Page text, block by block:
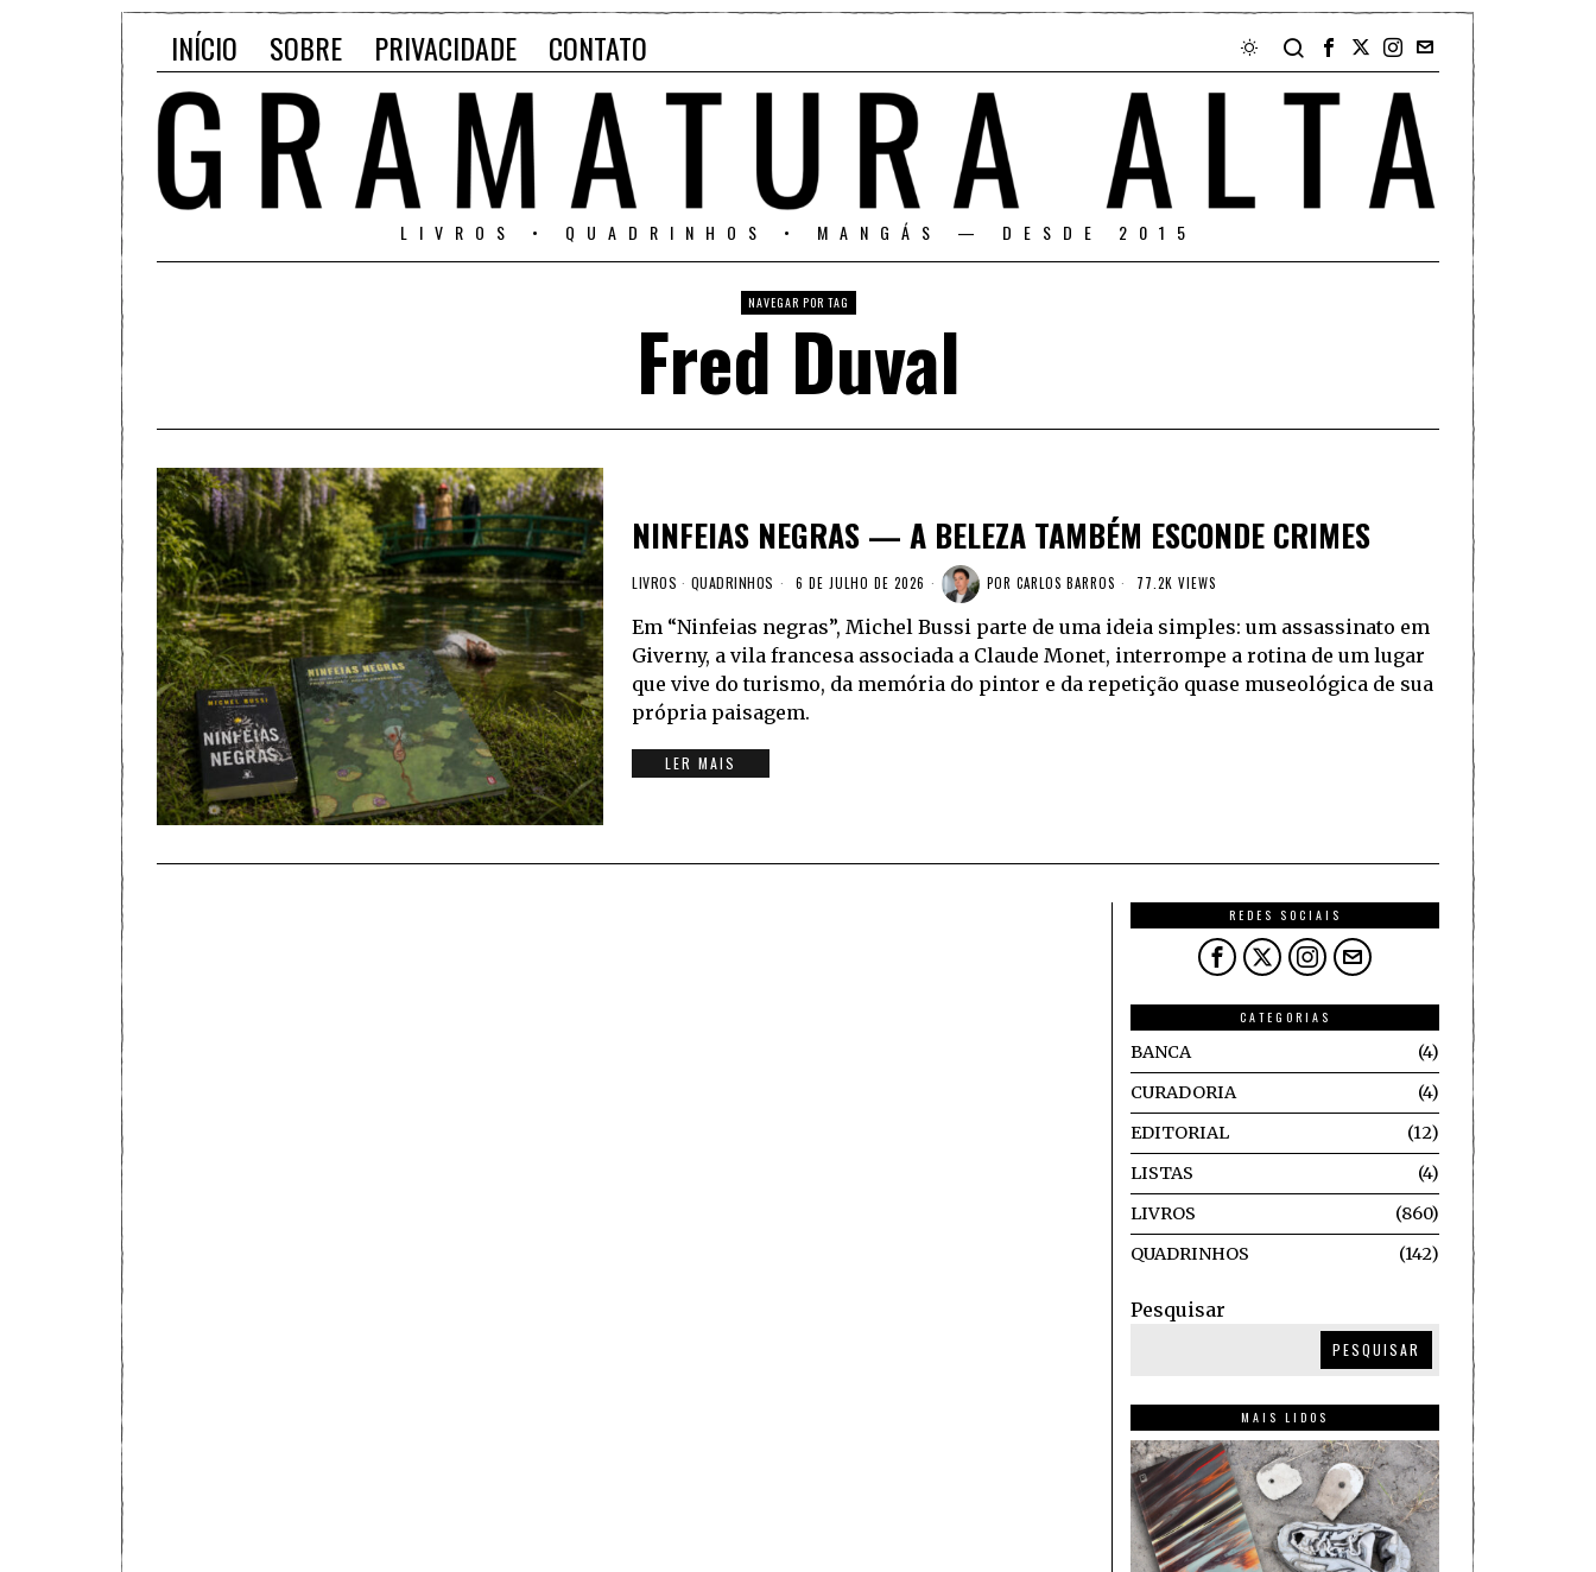
INÍCIO SOBRE PRIVACIDADE CONTATO
LIVROS • QUADRINHOS • MANGÁS — DESDE 2015
NAVEGAR POR TAG
Fred Duval
NINFEIAS NEGRAS — A BELEZA TAMBÉM ESCONDE CRIMES
LIVROS · QUADRINHOS 6 DE JULHO DE 2026 POR CARLOS BARROS 77.2K VIEWS
Em “Ninfeias negras”, Michel Bussi parte de uma ideia simples: um assassinato em
Giverny, a vila francesa associada a Claude Monet, interrompe a rotina de um lugar
que vive do turismo, da memória do pintor e da repetição quase museológica de sua
própria paisagem.
LER MAIS
REDES SOCIAIS
CATEGORIAS
BANCA
4
CURADORIA
4
EDITORIAL
12
LISTAS
4
LIVROS
860
QUADRINHOS
142
Pesquisar
PESQUISAR
MAIS LIDOS